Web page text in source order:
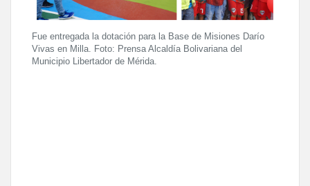
Fue entregada la dotación para la Base de Misiones Darío
Vivas en Milla. Foto: Prensa Alcaldía Bolivariana del
Municipio Libertador de Mérida.